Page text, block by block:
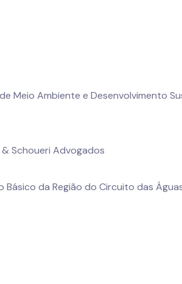
Meio Ambiente e Desenvolvimento
Schoueri Advogados
da Região do Circuito das